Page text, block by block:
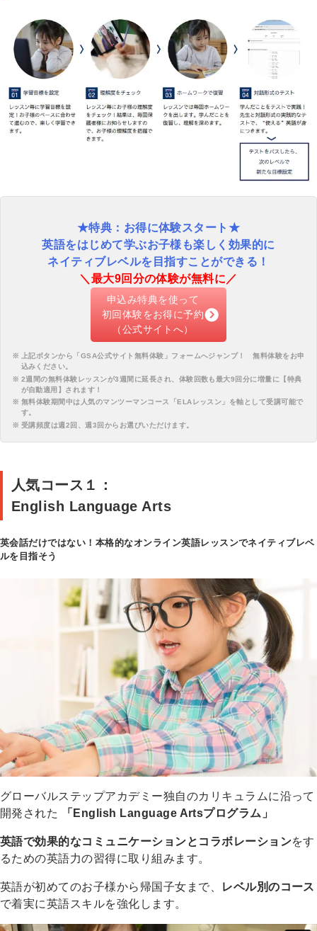
★特典：お得に体験スタート★
英語をはじめて学ぶお子様も楽しく効果的に
ネイティブレベルを目指すことができる！
＼最大9回分の体験が無料に／
申込み特典を使って
初回体験をお得に予約
（公式サイトへ）
上記ボタンから「 GSA公式サイト無料体験 」フォームへジャンプ！ 無料体験をお申
込みください。
2週間の無料体験レッスンが3週間に延長され、体験回数も最大9回分に増量に【特典
が自動適用】されます！
無料体験期間中は人気のマンツーマンコース「ELAレッスン」を軸として受講可能で
す。
受講頻度は週2回、週3回からお選びいただけます。
人気コース１：
English Language Arts
英会話だけではない！本格的なオンライン英語レッスンでネイティブレベ
ルを目指そう
グローバルステップアカデミー独自のカリキュラムに沿って
開発された
「English Language Artsプログラム」
英語で効果的なコミュニケーションとコラボレーションをす
るための英語力の習得に取り組みます。
英語が初めてのお子様から帰国子女まで、
レベル別のコース
で着実に英語スキルを強化します。